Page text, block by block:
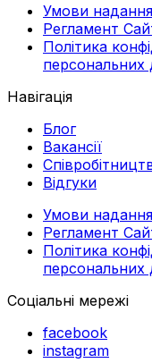
Умови
Регламент
Політика
персональних
Навігація
Блог
Вакансії
Відгуки
Умови
Регламент
Політика
персональних
Соціальні мережі
facebook
instagram